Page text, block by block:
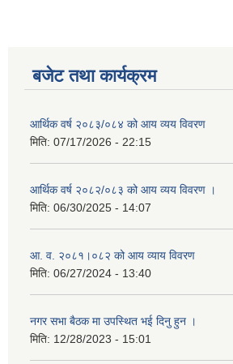
बजेट तथा कार्यक्रम
आर्थिक वर्ष २०८३/०८४ को आय व्यय विवरण
मिति: 07/17/2026 - 22:15
आर्थिक वर्ष २०८२/०८३ को आय व्यय विवरण ।
मिति: 06/30/2025 - 14:07
आ. व. २०८१।०८२ को आय व्याय विवरण
मिति: 06/27/2024 - 13:40
नगर सभा बैठक मा उपस्थित भई दिनु हुन ।
मिति: 12/28/2023 - 15:01